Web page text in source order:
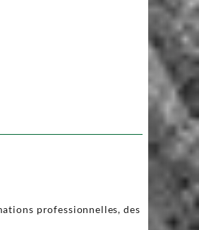
professionnelles, des